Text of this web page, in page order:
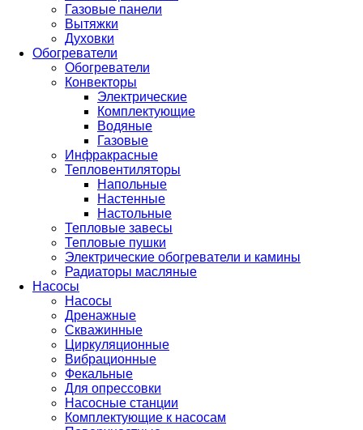
Газовые панели
Вытяжки
Духовки
Обогреватели
Обогреватели
Конвекторы
Электрические
Комплектующие
Водяные
Газовые
Инфракрасные
Тепловентиляторы
Напольные
Настенные
Настольные
Тепловые завесы
Тепловые пушки
Электрические обогреватели и камины
Радиаторы масляные
Насосы
Насосы
Дренажные
Скважинные
Циркуляционные
Вибрационные
Фекальные
Для опрессовки
Насосные станции
Комплектующие к насосам